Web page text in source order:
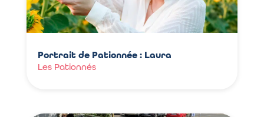
Portrait de Pationnée : Laura
Les Pationnés